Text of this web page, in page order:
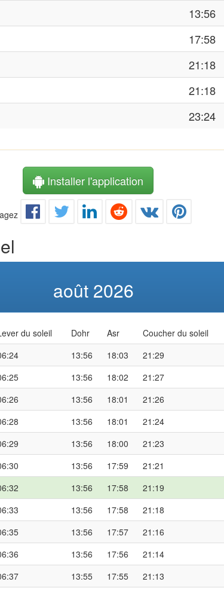
13:56
17:58
21:18
21:18
23:24
Installer l'application
août 2026
du soleil Dohr Asr Coucher du soleil
13:56 18:03 21:29
13:56 18:02 21:27
13:56 18:01 21:26
13:56 18:01 21:24
13:56 18:00 21:23
13:56 17:59 21:21
13:56 17:58 21:19
13:56 17:58 21:18
13:56 17:57 21:16
13:56 17:56 21:14
13:55 17:55 21:13